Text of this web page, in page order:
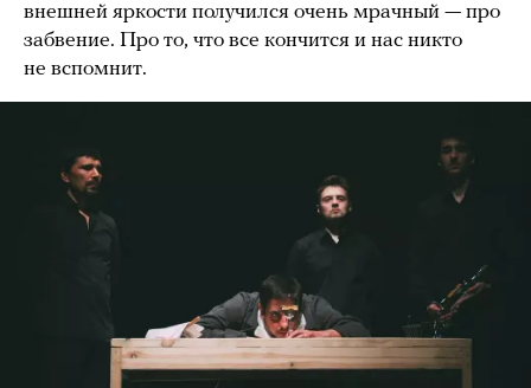
внешней яркости получился очень мрачный — про
забвение. Про то, что все кончится и нас никто
не вспомнит.